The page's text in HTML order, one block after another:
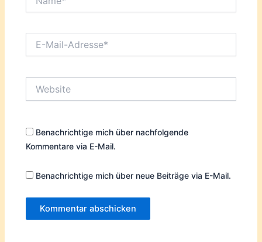
Mail-
Benachrichtige mich über nachfolgende
Kommentare via E-Mail.
Benachrichtige mich über neue Beiträge via E-Mail.